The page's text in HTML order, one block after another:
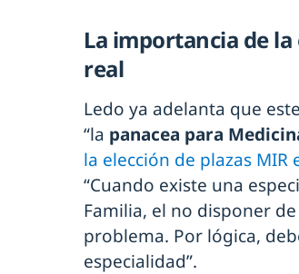
La importancia de
real
Ledo ya adelanta que
“la panacea para
la elección de plazas MIR
“Cuando existe una
Familia, el no disponer
problema. Por lógica,
especialidad”.